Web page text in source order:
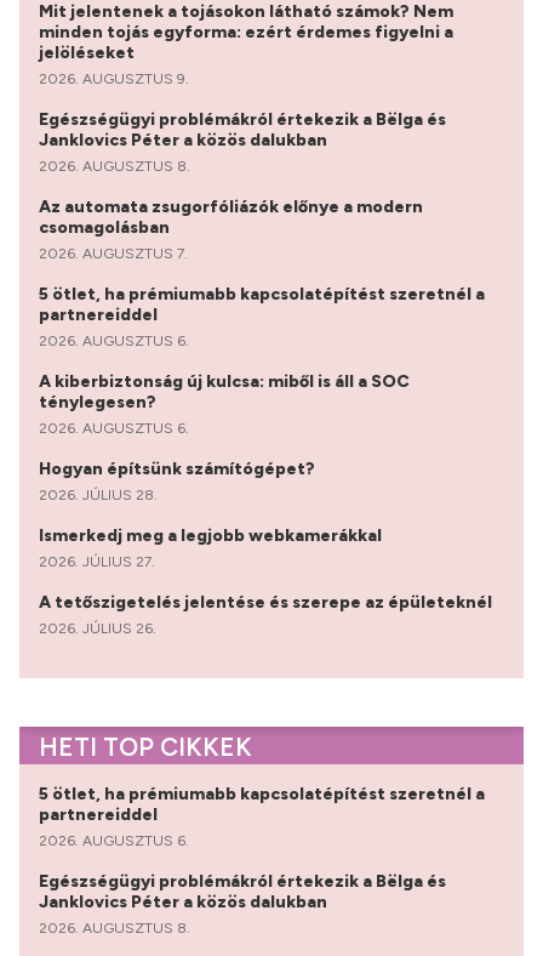
Mit jelentenek a tojásokon látható számok? Nem
minden tojás egyforma: ezért érdemes figyelni a
jelöléseket
2026. AUGUSZTUS 9.
Egészségügyi problémákról értekezik a Bëlga és
Janklovics Péter a közös dalukban
2026. AUGUSZTUS 8.
Az automata zsugorfóliázók előnye a modern
csomagolásban
2026. AUGUSZTUS 7.
5 ötlet, ha prémiumabb kapcsolatépítést szeretnél a
partnereiddel
2026. AUGUSZTUS 6.
A kiberbiztonság új kulcsa: miből is áll a SOC
ténylegesen?
2026. AUGUSZTUS 6.
Hogyan építsünk számítógépet?
2026. JÚLIUS 28.
Ismerkedj meg a legjobb webkamerákkal
2026. JÚLIUS 27.
A tetőszigetelés jelentése és szerepe az épületeknél
2026. JÚLIUS 26.
HETI TOP CIKKEK
5 ötlet, ha prémiumabb kapcsolatépítést szeretnél a
partnereiddel
2026. AUGUSZTUS 6.
Egészségügyi problémákról értekezik a Bëlga és
Janklovics Péter a közös dalukban
2026. AUGUSZTUS 8.